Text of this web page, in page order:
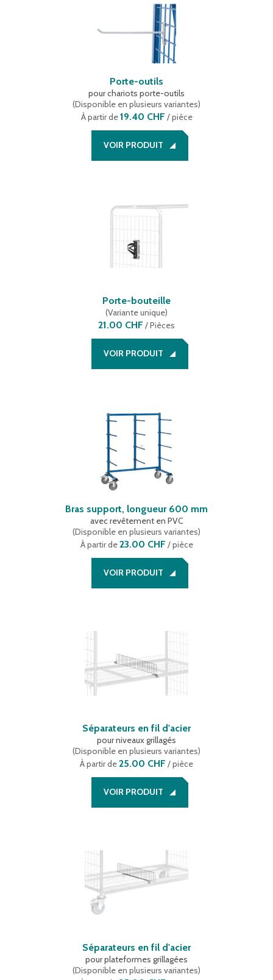
Porte-outils
pour chariots porte-outils
(Disponible en plusieurs variantes)
À partir de19.40 CHF / pièce
VOIR PRODUIT
Porte-bouteille
(Variante unique)
21.00 CHF /Pièces
VOIR PRODUIT
Bras support, longueur 600 mm
avec revêtement en PVC
(Disponible en plusieurs variantes)
À partir de23.00 CHF / pièce
VOIR PRODUIT
Séparateurs en fil d'acier
pour niveaux grillagés
(Disponible en plusieurs variantes)
À partir de25.00 CHF / pièce
VOIR PRODUIT
Séparateurs en fil d'acier
pour plateformes grillagées
(Disponible en plusieurs variantes)